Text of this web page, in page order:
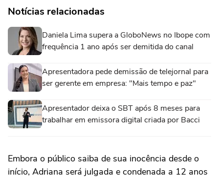
Notícias relacionadas
Daniela Lima supera a GloboNews no Ibope com
frequência 1 ano após ser demitida do canal
Apresentadora pede demissão de telejornal para
ser gerente em empresa: "Mais tempo e paz"
Apresentador deixa o SBT após 8 meses para
trabalhar em emissora digital criada por Bacci
Embora o público saiba de sua inocência desde o
início, Adriana será julgada e condenada a 12 anos